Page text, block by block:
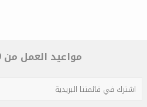
مواعيد العمل من 9ص إلى 5م